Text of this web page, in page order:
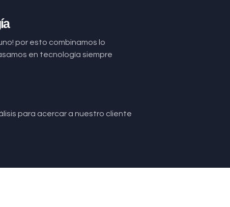
por esto combinamos lo
en tecnología siempre
para acercar a nuestro cliente